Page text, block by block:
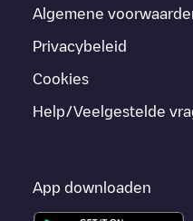
Algemene
Privacybeleid
Cookies
Help/Veelgestelde
App downloaden